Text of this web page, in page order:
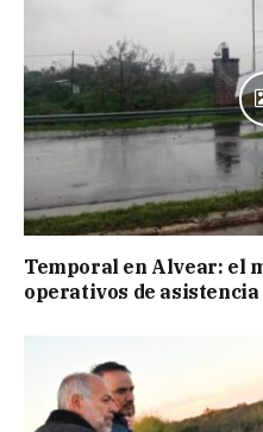
Temporal en Alvear: el
operativos de